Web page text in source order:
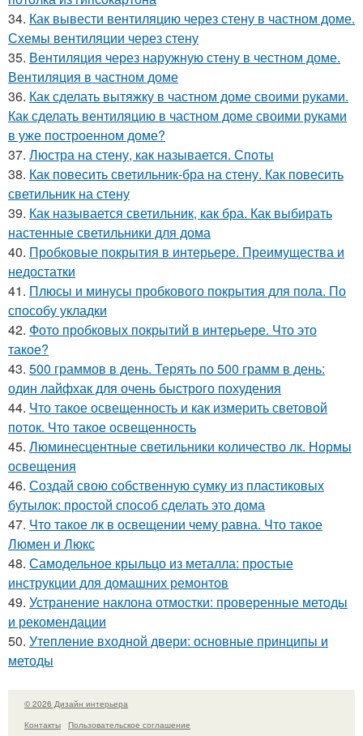
34. Как вывести вентиляцию через стену в частном доме.
Схемы вентиляции через стену
35. Вентиляция через наружную стену в честном доме.
Вентиляция в частном доме
36. Как сделать вытяжку в частном доме своими руками.
Как сделать вентиляцию в частном доме своими руками
в уже построенном доме?
37. Люстра на стену, как называется. Споты
38. Как повесить светильник-бра на стену. Как повесить
светильник на стену
39. Как называется светильник, как бра. Как выбирать
настенные светильники для дома
40. Пробковые покрытия в интерьере. Преимущества и
недостатки
41. Плюсы и минусы пробкового покрытия для пола. По
способу укладки
42. Фото пробковых покрытий в интерьере. Что это
такое?
43. 500 граммов в день. Терять по 500 грамм в день:
один лайфхак для очень быстрого похудения
44. Что такое освещенность и как измерить световой
поток. Что такое освещенность
45. Люминесцентные светильники количество лк. Нормы
освещения
46. Создай свою собственную сумку из пластиковых
бутылок: простой способ сделать это дома
47. Что такое лк в освещении чему равна. Что такое
Люмен и Люкс
48. Самодельное крыльцо из металла: простые
инструкции для домашних ремонтов
49. Устранение наклона отмостки: проверенные методы
и рекомендации
50. Утепление входной двери: основные принципы и
методы
© 2026 Дизайн интерьера
Контакты
Пользовательское соглашение